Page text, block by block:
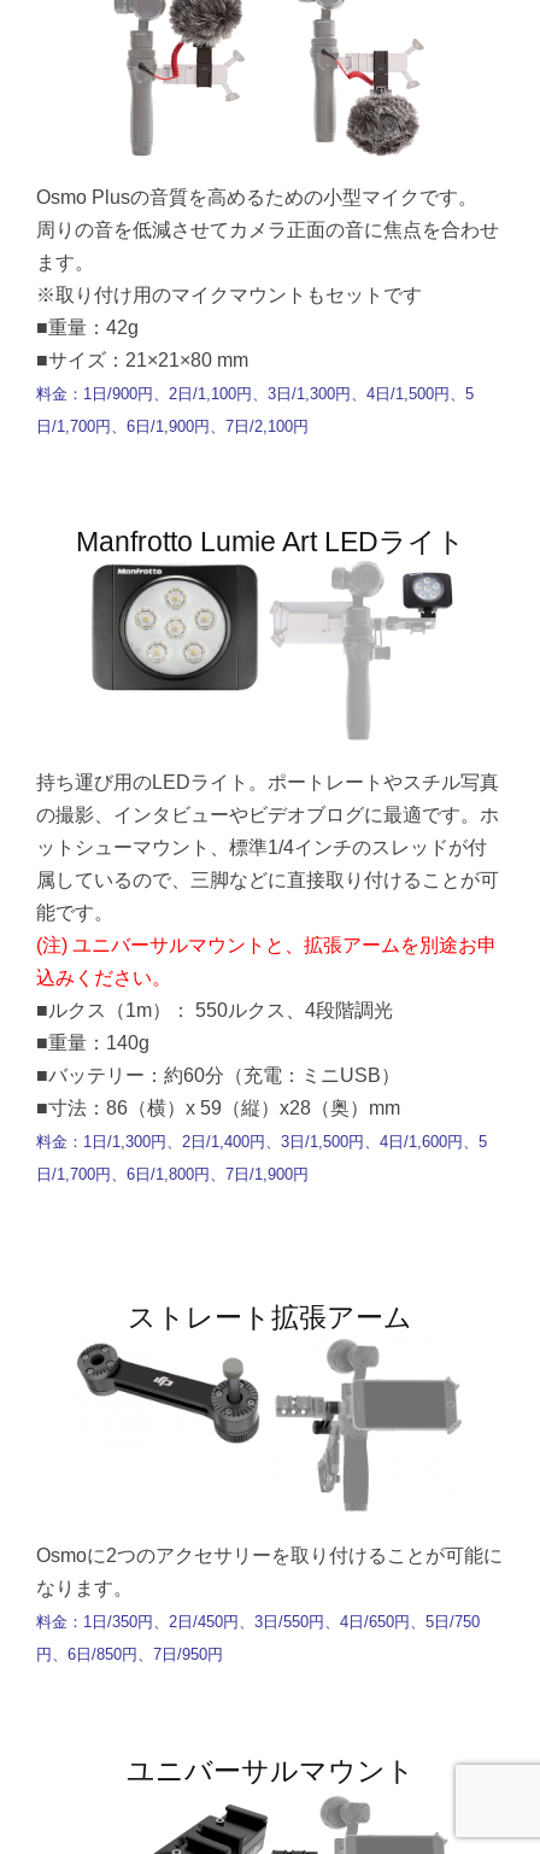
Osmo Plusの音質を高めるための小型マイクです。
周りの音を低減させてカメラ正面の音に焦点を合わせ
ます。
※取り付け用のマイクマウントもセットです
■重量：42g
■サイズ：21×21×80 mm
料金：1日/900円、2日/1,100円、3日/1,300円、4日/1,500円、5
日/1,700円、6日/1,900円、7日/2,100円
Manfrotto Lumie Art LEDライト
持ち運び用のLEDライト。ポートレートやスチル写真
の撮影、インタビューやビデオブログに最適です。ホ
ットシューマウント、標準1/4インチのスレッドが付
属しているので、三脚などに直接取り付けることが可
能です。
(注) ユニバーサルマウントと、拡張アームを別途お申
込みください。
■ルクス（1m）： 550ルクス、4段階調光
■重量：140g
■バッテリー：約60分（充電：ミニUSB）
■寸法：86（横）x 59（縦）x28（奥）mm
料金：1日/1,300円、2日/1,400円、3日/1,500円、4日/1,600円、5
日/1,700円、6日/1,800円、7日/1,900円
ストレート拡張アーム
Osmoに2つのアクセサリーを取り付けることが可能に
なります。
料金：1日/350円、2日/450円、3日/550円、4日/650円、5日/750
円、6日/850円、7日/950円
ユニバーサルマウント